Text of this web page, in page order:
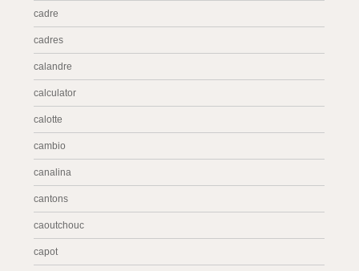
cadre
cadres
calandre
calculator
calotte
cambio
canalina
cantons
caoutchouc
capot